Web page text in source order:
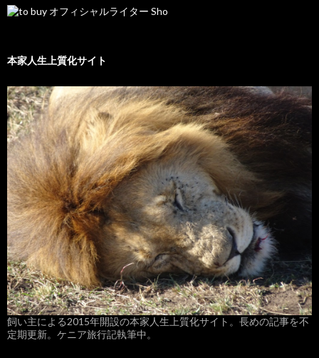
本家人生上質化サイト
飼い主による2015年開設の本家人生上質化サイト。長めの記事を不
定期更新。ケニア旅行記執筆中。